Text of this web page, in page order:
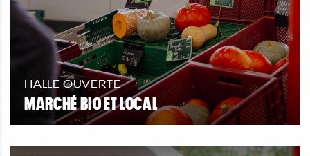
HALLE OUVERTE
MARCHÉ BIO ET LOCAL